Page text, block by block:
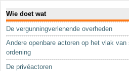
Stedenbouwkundige vergunning
Cartografie
Studies en publicaties
Sleutelwoorden
Wie doet wat
De vergunningverlenende overheden
Andere openbare actoren op het vlak
ordening
De privéactoren